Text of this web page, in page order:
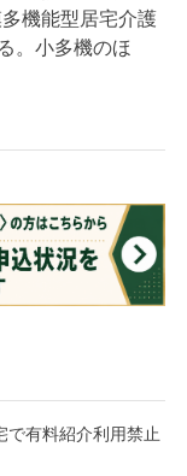
機能型居宅介護
。小多機のほ
有料紹介利用禁止